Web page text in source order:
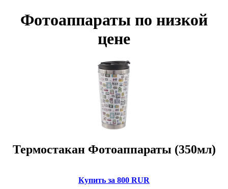
Фотоаппараты по низкой
цене
Термостакан Фотоаппараты (350мл)
Купить за 800 RUR